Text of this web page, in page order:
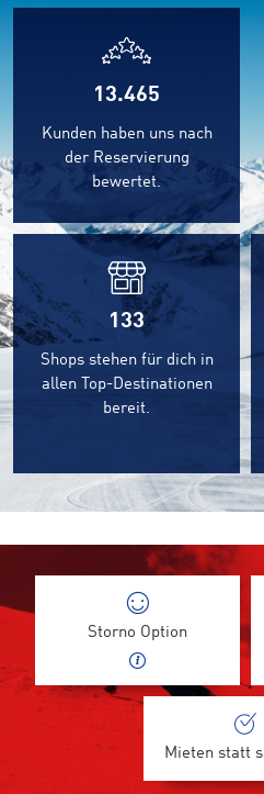
13.465
Kunden haben uns nach
der Reservierung
bewertet.
133
Shops stehen für dich in
allen Top-Destinationen
bereit.
Storno Option
Mieten statt